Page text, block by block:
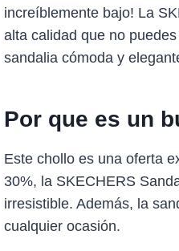
increíblemente bajo! La
alta calidad que no
sandalia cómoda y
Por que es un
Este chollo es una oferta
30%, la SKECHERS
irresistible. Además, la
cualquier ocasión.